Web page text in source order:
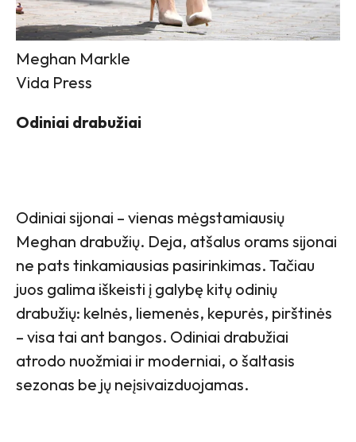
Meghan Markle
Vida Press
Odiniai drabužiai
Odiniai sijonai – vienas mėgstamiausių
Meghan drabužių. Deja, atšalus orams sijonai
ne pats tinkamiausias pasirinkimas. Tačiau
juos galima iškeisti į galybę kitų odinių
drabužių: kelnės, liemenės, kepurės, pirštinės
– visa tai ant bangos. Odiniai drabužiai
atrodo nuožmiai ir moderniai, o šaltasis
sezonas be jų neįsivaizduojamas.